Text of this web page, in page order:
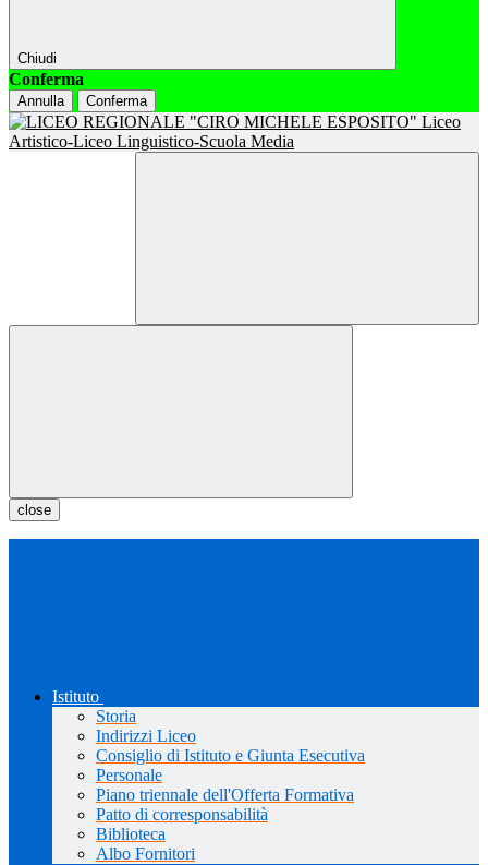
Chiudi
Conferma
Annulla Conferma
close
Istituto
Storia
Indirizzi Liceo
Consiglio di Istituto e Giunta Esecutiva
Personale
Piano triennale dell'Offerta Formativa
Patto di corresponsabilità
Biblioteca
Albo Fornitori